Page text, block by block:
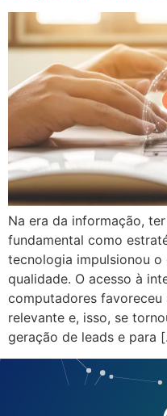
Na era da informação,
fundamental como
tecnologia impulsionou
qualidade. O acesso à
computadores
relevante e, isso, se
geração de leads e para